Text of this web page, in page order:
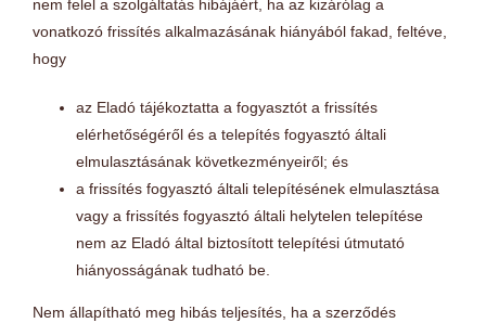
nem felel a szolgáltatás hibájáért, ha az kizárólag a
vonatkozó frissítés alkalmazásának hiányából fakad, feltéve,
hogy
az Eladó tájékoztatta a fogyasztót a frissítés
elérhetőségéről és a telepítés fogyasztó általi
elmulasztásának következményeiről; és
a frissítés fogyasztó általi telepítésének elmulasztása
vagy a frissítés fogyasztó általi helytelen telepítése
nem az Eladó által biztosított telepítési útmutató
hiányosságának tudható be.
Nem állapítható meg hibás teljesítés, ha a szerződés